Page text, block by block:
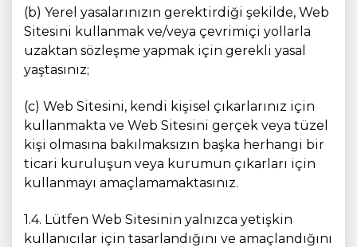
(b) Yerel yasalarınızın gerektirdiği şekilde, Web
Sitesini kullanmak ve/veya çevrimiçi yollarla
uzaktan sözleşme yapmak için gerekli yasal
yaştasınız;
(c) Web Sitesini, kendi kişisel çıkarlarınız için
kullanmakta ve Web Sitesini gerçek veya tüzel
kişi olmasına bakılmaksızın başka herhangi bir
ticari kuruluşun veya kurumun çıkarları için
kullanmayı amaçlamamaktasınız.
1.4. Lütfen Web Sitesinin yalnızca yetişkin
kullanıcılar için tasarlandığını ve amaçlandığını